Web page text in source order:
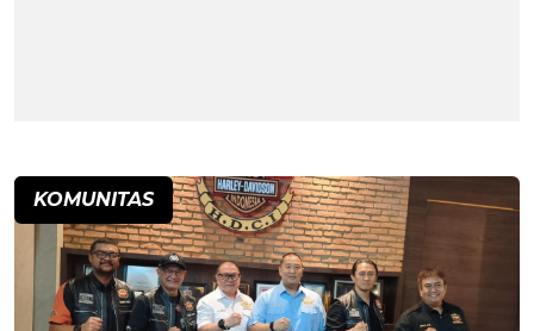
KOMUNITAS